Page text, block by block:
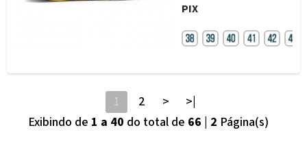
PIX
1 2 >
>|
Exibindo de 1 a 40 do total de 66 2 Página(s)